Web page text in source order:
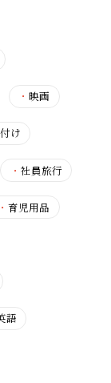
・映画
け
・ 社員旅行
・育児用品
語